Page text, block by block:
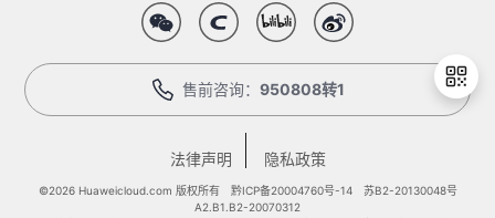
售前咨询： 950808转1
法律声明 隐私政策
©2026 Huaweicloud.com 版权所有 黔ICP备20004760号-14
苏B2-20130048号
A2.B1.B2-20070312